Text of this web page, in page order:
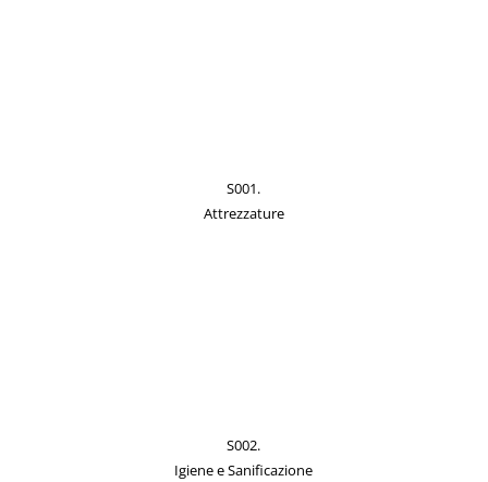
S001.
Attrezzature
S002.
Igiene e Sanificazione